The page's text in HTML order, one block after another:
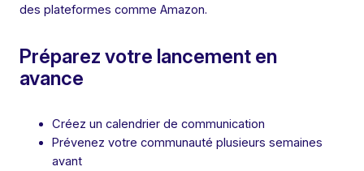
des plateformes comme Amazon.
Préparez votre lancement en
avance
Créez un calendrier de communication
Prévenez votre communauté plusieurs semaines
avant